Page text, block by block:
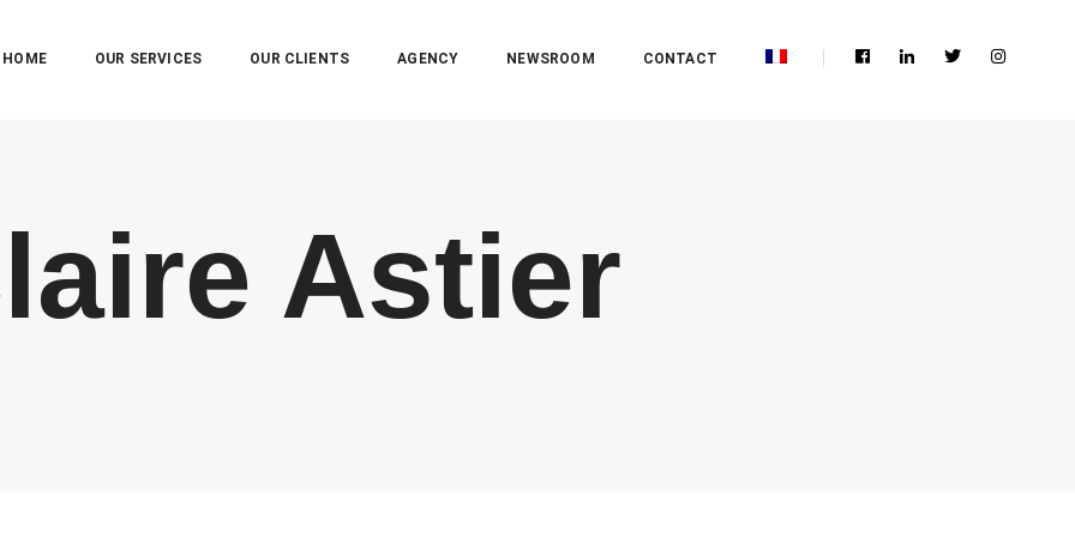
HOME OUR SERVICES OUR CLIENTS AGENCY NEWSROOM CONTACT
Astier